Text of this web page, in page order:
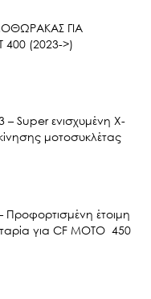
ΓΙΑ
400 (2023->)
– Super ενισχυμένη X-
μοτοσυκλέτας
Προφορτισμένη έτοιμη
για CF MOTO 450